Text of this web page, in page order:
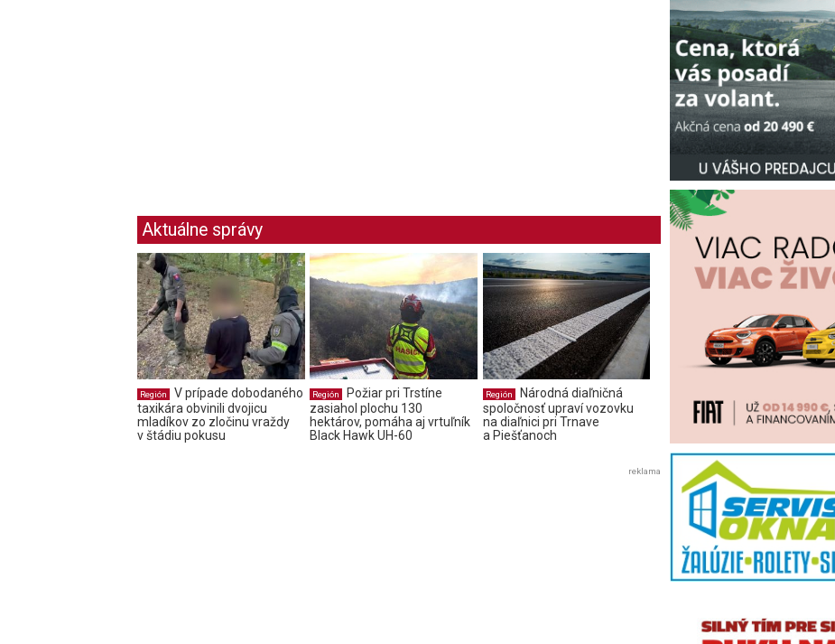
Aktuálne správy
Región
V prípade dobodaného
taxikára obvinili dvojicu
mladíkov zo zločinu vraždy
v štádiu pokusu
Región
Požiar pri Trstíne
zasiahol plochu 130
hektárov, pomáha aj vrtuľník
Black Hawk UH-60
Región
Národná diaľničná
spoločnosť upraví vozovku
na diaľnici pri Trnave
a Piešťanoch
reklama